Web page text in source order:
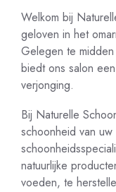
Welkom bij
geloven in het
Gelegen te
biedt ons salon
verjonging.
Bij Naturelle
schoonheid van
natuurlijke
voeden, te